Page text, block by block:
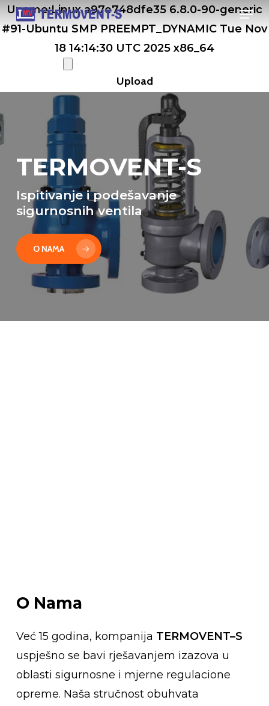
Uname:Linux a97e748dfe35 6.8.0-90-generic
#91-Ubuntu SMP PREEMPT_DYNAMIC Tue Nov
18 14:14:30 UTC 2025 x86_64
Skip
to
TERMOVENT-S
Ispitivanje i podešavanje
sigurnosnih ventila
O NAMA
O Nama
Već 15 godina, kompanija TERMOVENT–S
uspješno se bavi rješavanjem izazova u
oblasti sigurnosne i mjerne regulacione
opreme. Naša stručnost obuhvata